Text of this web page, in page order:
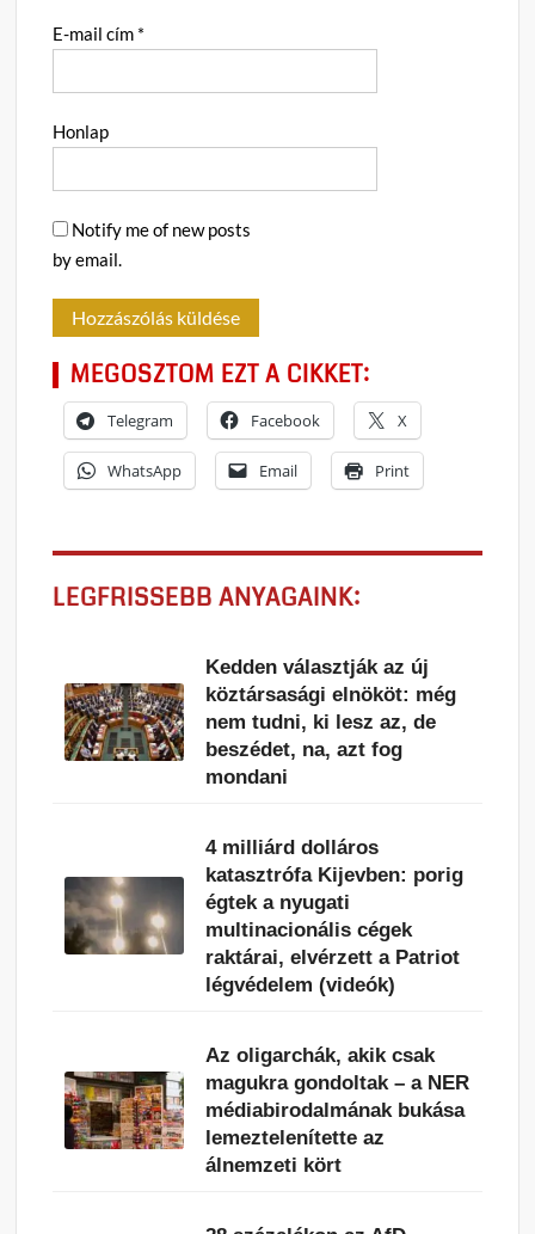
E-mail cím *
Honlap
Notify me of new posts
by email.
MEGOSZTOM EZT A CIKKET:
Telegram Facebook X
WhatsApp Email Print
LEGFRISSEBB ANYAGAINK:
Kedden választják az új
köztársasági elnököt: még
nem tudni, ki lesz az, de
beszédet, na, azt fog
mondani
4 milliárd dolláros
katasztrófa Kijevben: porig
égtek a nyugati
multinacionális cégek
raktárai, elvérzett a Patriot
légvédelem (videók)
Az oligarchák, akik csak
magukra gondoltak – a NER
médiabirodalmának bukása
lemeztelenítette az
álnemzeti kört